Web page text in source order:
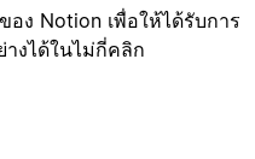
อง Notion เพื่อให้ได้รับการ
งได้ในไม่กี่คลิก